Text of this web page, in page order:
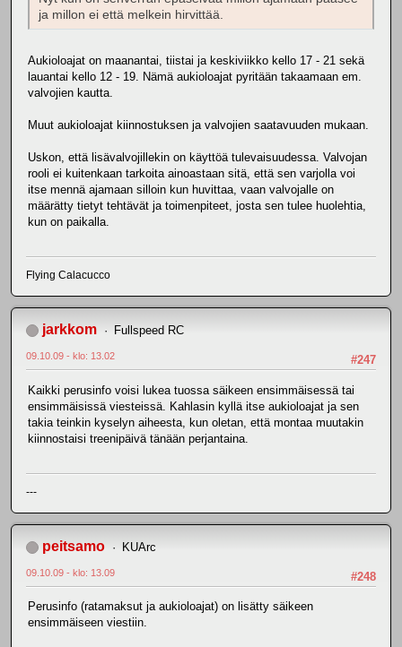
ja millon ei että melkein hirvittää.
Aukioloajat on maanantai, tiistai ja keskiviikko kello 17 - 21 sekä
lauantai kello 12 - 19. Nämä aukioloajat pyritään takaamaan em.
valvojien kautta.
Muut aukioloajat kiinnostuksen ja valvojien saatavuuden mukaan.
Uskon, että lisävalvojillekin on käyttöä tulevaisuudessa. Valvojan
rooli ei kuitenkaan tarkoita ainoastaan sitä, että sen varjolla voi
itse mennä ajamaan silloin kun huvittaa, vaan valvojalle on
määrätty tietyt tehtävät ja toimenpiteet, josta sen tulee huolehtia,
kun on paikalla.
Flying Calacucco
jarkkom Fullspeed RC
#247
09.10.09 - klo: 13.02
Kaikki perusinfo voisi lukea tuossa säikeen ensimmäisessä tai
ensimmäisissä viesteissä. Kahlasin kyllä itse aukioloajat ja sen
takia teinkin kyselyn aiheesta, kun oletan, että montaa muutakin
kiinnostaisi treenipäivä tänään perjantaina.
---
peitsamo KUArc
#248
09.10.09 - klo: 13.09
Perusinfo (ratamaksut ja aukioloajat) on lisätty säikeen
ensimmäiseen viestiin.